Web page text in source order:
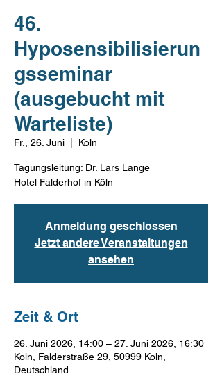
46.
Hyposensibilisierun
gsseminar
(ausgebucht mit
Warteliste)
Fr., 26. Juni Köln
Tagungsleitung: Dr. Lars Lange
Hotel Falderhof in Köln
Anmeldung geschlossen
Jetzt andere Veranstaltungen
ansehen
Zeit & Ort
26. Juni 2026, 14:00 – 27. Juni 2026, 16:30
Köln, Falderstraße 29, 50999 Köln,
Deutschland